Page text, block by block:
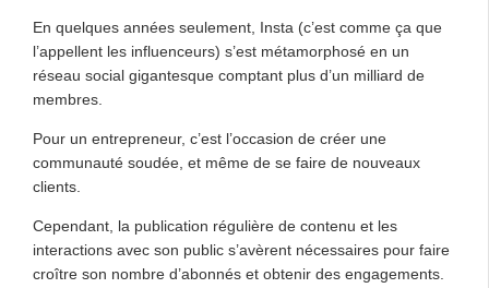
En quelques années seulement, Insta (c’est comme ça que
l’appellent les influenceurs) s’est métamorphosé en un
réseau social gigantesque comptant plus d’un milliard de
membres.
Pour un entrepreneur, c’est l’occasion de créer une
communauté soudée, et même de se faire de nouveaux
clients.
Cependant, la publication régulière de contenu et les
interactions avec son public s’avèrent nécessaires pour faire
croître son nombre d’abonnés et obtenir des engagements.